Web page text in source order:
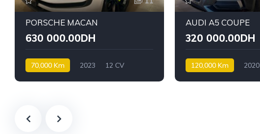
PORSCHE MACAN
630 000.00DH
70,000 Km 2023
12 CV
AUDI A5 COUPE
320 000.00DH
120,000 Km 2020